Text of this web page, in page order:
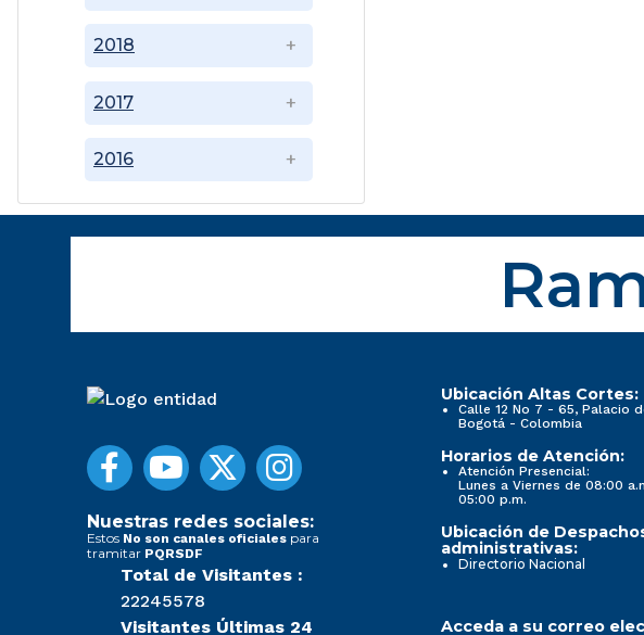
2016
2017
2018
Nuestras redes sociales:
Estos No son canales oficiales para
tramitar PQRSDF
Total de Visitantes :
22245578
Visitantes Últimas 24
Ubicación Altas Cortes:
Calle 12 No 7 - 65, Palacio
Bogotá - Colombia
Horarios de Atención:
Atención Presencial:
Lunes a Viernes de 08:00
05:00 p.m.
Ubicación de
administrativas:
Directorio Nacional
Acceda a su correo